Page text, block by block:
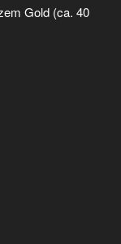
Gold (ca. 40